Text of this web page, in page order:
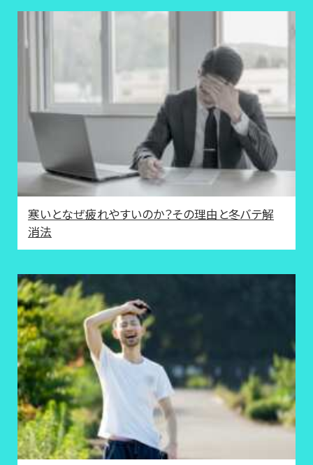
寒いとなぜ疲れやすいのか？その理由と冬バテ解
消法